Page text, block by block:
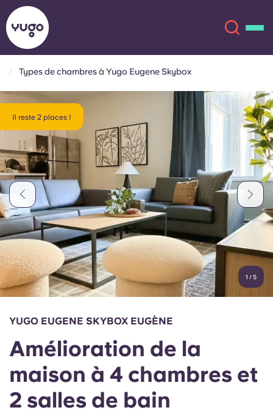
Lieux
Plus
Compte Langue
English (GB)
English (US)
Chinese
Español
Sélectionnez un pays
Se connecter
Réservez maintenant
English (US)
Chinese Español
Català Deutsch
Italian French
Portuguese
Types de chambres à Yugo Eugene Skybox
Il reste 2 places !
1 /5
YUGO EUGENE SKYBOX EUGÈNE
Amélioration de la
maison à 4 chambres et
2 salles de bain